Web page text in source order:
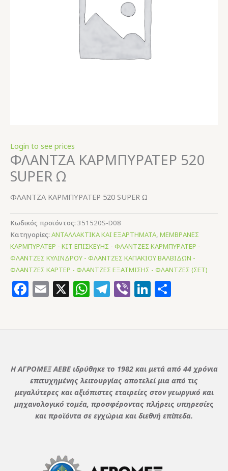
Login to see prices
ΦΛΑΝΤΖΑ ΚΑΡΜΠΥΡΑΤΕΡ 520
SUPER Ω
ΦΛΑΝΤΖΑ ΚΑΡΜΠΥΡΑΤΕΡ 520 SUPER Ω
Κωδικός προϊόντος: 351520S-D08
Κατηγορίες: ΑΝΤΑΛΛΑΚΤΙΚΑ ΚΑΙ ΕΞΑΡΤΗΜΑΤΑ, ΜΕΜΒΡΑΝΕΣ
ΚΑΡΜΠΥΡΑΤΕΡ - ΚΙΤ ΕΠΙΣΚΕΥΗΣ - ΦΛΑΝΤΖΕΣ ΚΑΡΜΠΥΡΑΤΕΡ -
ΦΛΑΝΤΖΕΣ ΚΥΛΙΝΔΡΟΥ - ΦΛΑΝΤΖΕΣ ΚΑΠΑΚΙΟΥ ΒΑΛΒΙΔΩΝ -
ΦΛΑΝΤΖΕΣ ΚΑΡΤΕΡ - ΦΛΑΝΤΖΕΣ ΕΞΑΤΜΙΣΗΣ - ΦΛΑΝΤΖΕΣ (ΣΕΤ)
Facebook
Email
X WhatsApp
Telegram
ViberLinkedIn
Η ΑΓΡΟΜΕΞ ΑΕΒΕ ιδρύθηκε το 1982 και μετά από 44 χρόνια
επιτυχημένης λειτουργίας αποτελεί μια από τις
μεγαλύτερες και αξιόπιστες εταιρείες στον γεωργικό και
μηχανολογικό τομέα, προσφέροντας πλήρεις υπηρεσίες
και προϊόντα σε εγχώρια και διεθνή επίπεδα.